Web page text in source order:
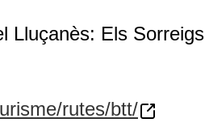
Lluçanès: Els Sorreigs
rutes/btt/